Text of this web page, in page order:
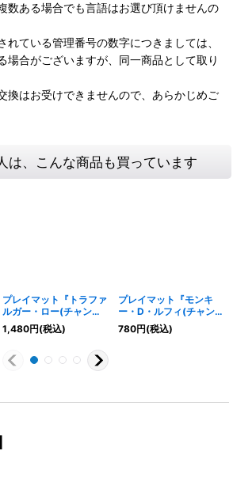
数ある場合でも言語はお選び頂けませんの
れている管理番号の数字につきましては、
場合がございますが、同一商品として取り
換はお受けできませんので、あらかじめご
は、こんな商品も買っています
プレイマット『トラファ
ルガー・ロー(チャンピ
オンシップセット
2022)』【サプライ】
1,480円(税込)
プレイマット『モンキ
ー・D・ルフィ(チャンピ
オンシップセット
2022)』【サプライ】
780円(税込)